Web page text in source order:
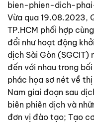
bien-phien-dich-
Vừa qua 19.08.2023,
TP.HCM phối hợp
đổi như hoạt động
dịch Sài Gòn
đến với nhau trong
phác họa sơ nét về
Nam giai đoạn sau
biên phiên dịch và
đơn vị đào tạo; Tạo